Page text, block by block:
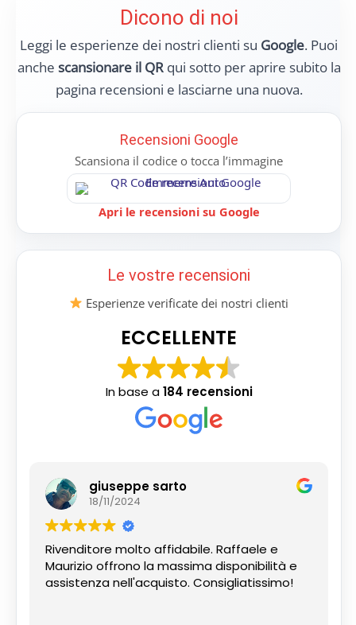
Dicono di noi
Leggi le esperienze dei nostri clienti su Google. Puoi
anche scansionare il QRqui sotto per aprire subito la
pagina recensioni e lasciarne una nuova.
Recensioni Google
Scansiona il codice o tocca l’immagine
Apri le recensioni su Google
Le vostre recensioni
Esperienze verificate dei nostri clienti
ECCELLENTE
In base a184 recensioni
giuseppe sarto
18/11/2024
Rivenditore molto affidabile. Raffaele e
Maurizio offrono la massima disponibilità e
assistenza nell'acquisto. Consigliatissimo!